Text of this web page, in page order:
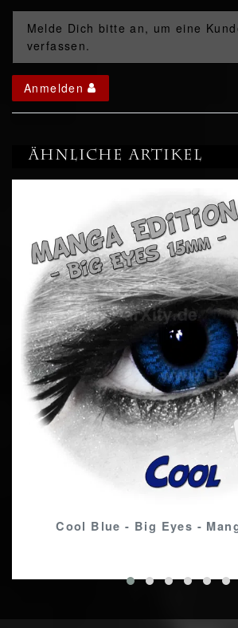
Melde Dich bitte an, um eine
verfassen.
Anmelden
Ähnliche Artikel
Cool Blue - Big Eyes -